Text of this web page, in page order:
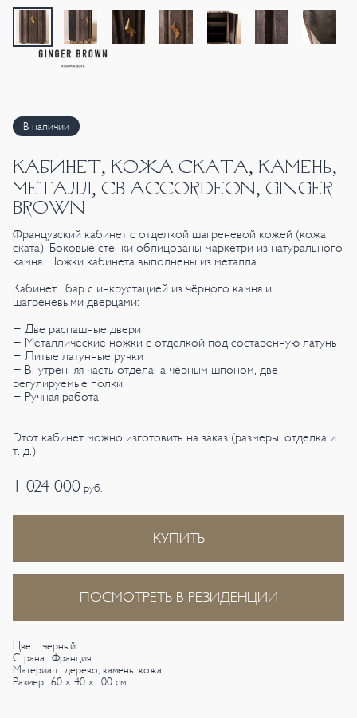
В наличии
КАБИНЕТ, КОЖА СКАТА, КАМЕНЬ,
МЕТАЛЛ, CB ACCORDEON, GINGER
BROWN
Французский кабинет с отделкой шагреневой кожей (кожа
ската). Боковые стенки облицованы маркетри из натурального
камня. Ножки кабинета выполнены из металла.
Кабинет-бар с инкрустацией из чёрного камня и
шагреневыми дверцами:
- Две распашные двери
- Металлические ножки с отделкой под состаренную латунь
- Литые латунные ручки
- Внутренняя часть отделана чёрным шпоном, две
регулируемые полки
- Ручная работа
Этот кабинет можно изготовить на заказ (размеры, отделка и
т. д.)
1 024 000 руб.
КУПИТЬ
ПОСМОТРЕТЬ В РЕЗИДЕНЦИИ
Цвет: черный
Страна: Франция
Материал: дерево, камень, кожа
Размер: 60 х 40 х 100 см